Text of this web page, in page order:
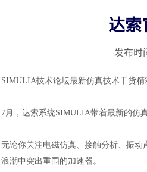
达索
发布时
SIMULIA技术论坛最新仿真技术干货精
7月，达索系统SIMULIA带着最新的仿
无论你关注电磁仿真、接触分析、振
浪潮中突出重围的加速器。